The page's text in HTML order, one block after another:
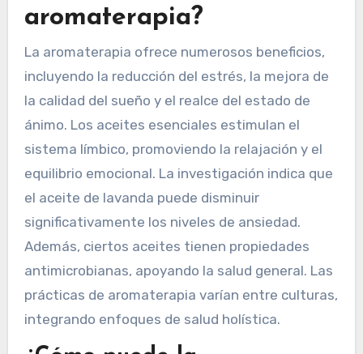
¿Cuáles son los
beneficios clave de la
aromaterapia?
La aromaterapia ofrece numerosos beneficios,
incluyendo la reducción del estrés, la mejora de
la calidad del sueño y el realce del estado de
ánimo. Los aceites esenciales estimulan el
sistema límbico, promoviendo la relajación y el
equilibrio emocional. La investigación indica que